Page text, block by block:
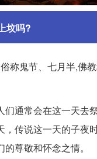
坟吗?
称鬼节、七月半,佛
们通常会在这一天去
传说这一天的子夜
尊敬和怀念之情。